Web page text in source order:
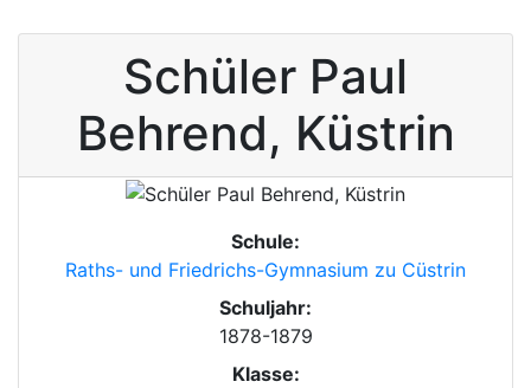
Schüler Paul
Behrend, Küstrin
Schule:
Raths- und Friedrichs-Gymnasium zu Cüstrin
Schuljahr:
1878-1879
Klasse: